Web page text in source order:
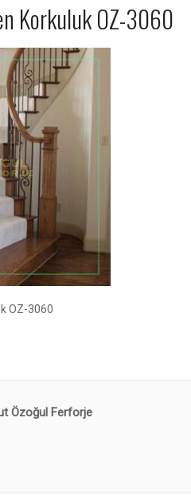
Korkuluk OZ-3060
OZ-3060
Özoğul Ferforje